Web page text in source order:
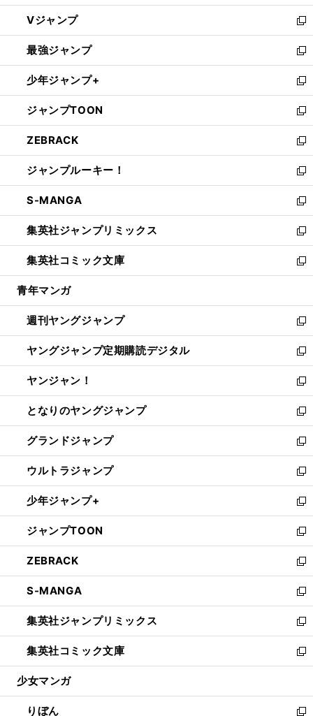
ウ
ィ
ン
ド
ウ
で
開
く
し
い
ウ
ィ
ン
ド
ウ
で
開
く
Vジャンプ
新
し
い
ウ
ィ
ン
ド
ウ
で
開
く
最強ジャンプ
新
し
い
ウ
ィ
ン
ド
ウ
で
開
く
少年ジャンプ+
新
し
い
ウ
ィ
ン
ド
ウ
で
開
く
ジャンプTOON
新
し
い
ウ
ィ
ン
ド
ウ
で
開
く
ZEBRACK
新
し
い
ウ
ィ
ン
ド
ウ
で
開
ジャンプルーキー！
新
し
い
ウ
ィ
ン
ド
ウ
開
く
S-MANGA
新
し
い
ウ
ィ
ン
ウ
で
開
く
集英社ジャンプリミックス
新
し
い
ウ
ン
ド
ウ
で
開
く
集英社コミック文庫
新
し
ウ
ィ
ン
ド
ウ
で
開
く
青年マンガ
週刊ヤングジャンプ
新
し
い
ウ
ィ
ン
ド
ウ
で
開
く
ヤングジャンプ定期購読デジタル
新
し
い
ウ
ィ
ン
ド
ウ
で
開
く
ヤンジャン！
新
し
い
ウ
ィ
ン
ド
ウ
で
開
く
となりのヤングジャンプ
新
し
い
ウ
ィ
ン
ド
ウ
で
開
く
グランドジャンプ
新
し
い
ウ
ィ
ン
ド
ウ
で
開
く
ウルトラジャンプ
新
し
い
ウ
ィ
ン
ド
ウ
で
開
く
少年ジャンプ+
新
し
い
ウ
ィ
ン
ド
ウ
で
開
く
ジャンプTOON
新
し
い
ウ
ィ
ン
ド
ウ
で
開
ZEBRACK
新
し
い
ウ
ィ
ン
ド
ウ
開
く
S-MANGA
新
し
い
ウ
ィ
ン
ウ
で
集英社ジャンプリミックス
新
し
い
ウ
ン
ド
集英社コミック文庫
新
し
ウ
ィ
少女マンガ
りぼん